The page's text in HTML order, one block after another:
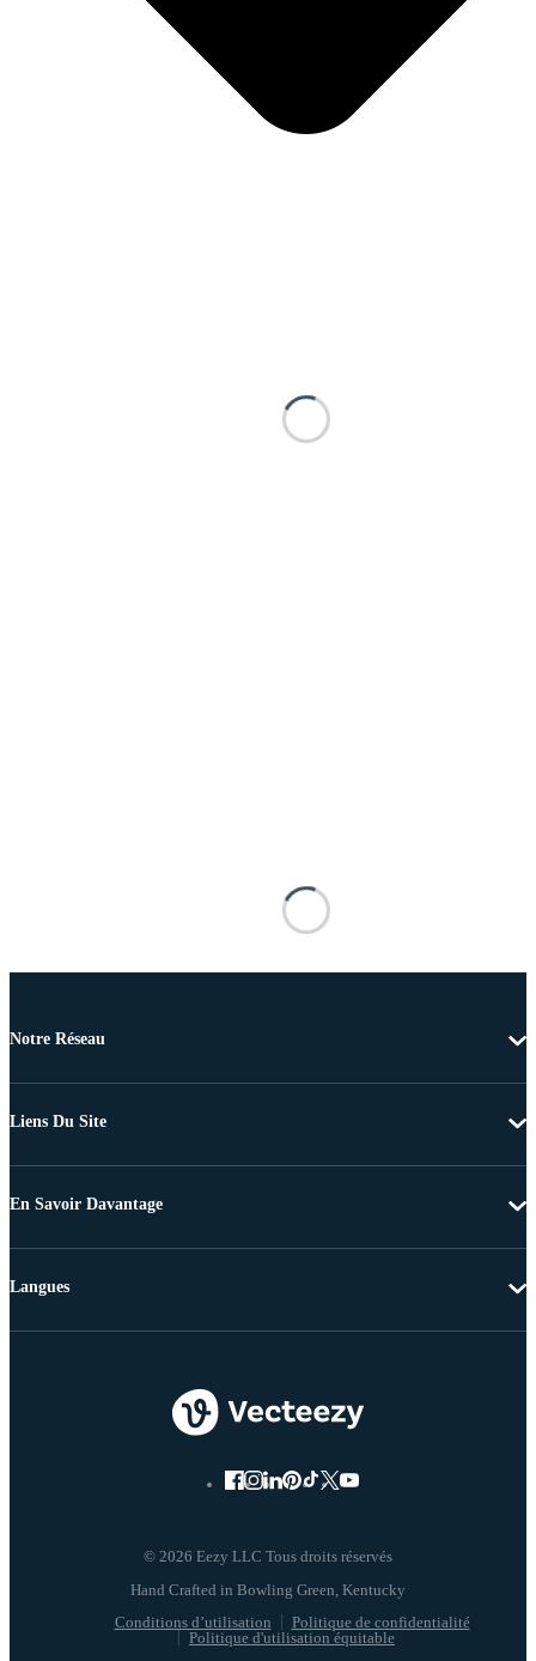
Notre Réseau
Liens Du Site
En Savoir Davantage
© 2026 Eezy LLC Tous droits réservés
Conditions d’utilisation
Politique de confidentialité
Politique d'utilisation équitable
Langues